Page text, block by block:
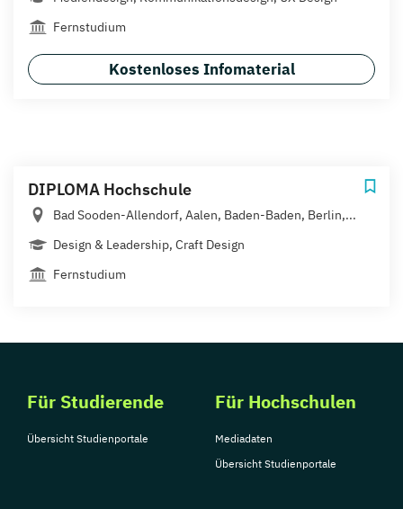
Fernstudium
Kostenloses Infomaterial
DIPLOMA Hochschule
Bad Sooden-Allendorf, Aalen, Baden-Baden, Berlin,...
Design & Leadership, Craft Design
Fernstudium
Für Studierende
Übersicht Studienportale
Für Hochschulen
Mediadaten
Übersicht Studienportale